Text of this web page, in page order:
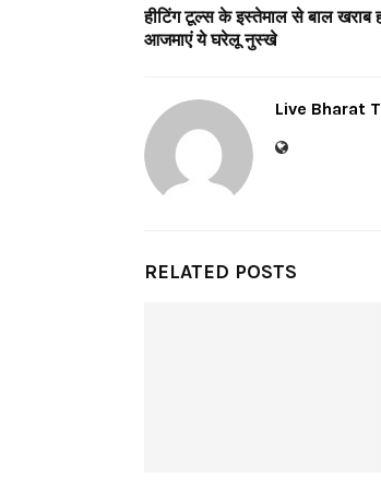
हीटिंग टूल्स के इस्तेमाल से बाल खराब
आजमाएं ये घरेलू नुस्खे
Live Bharat
RELATED POSTS